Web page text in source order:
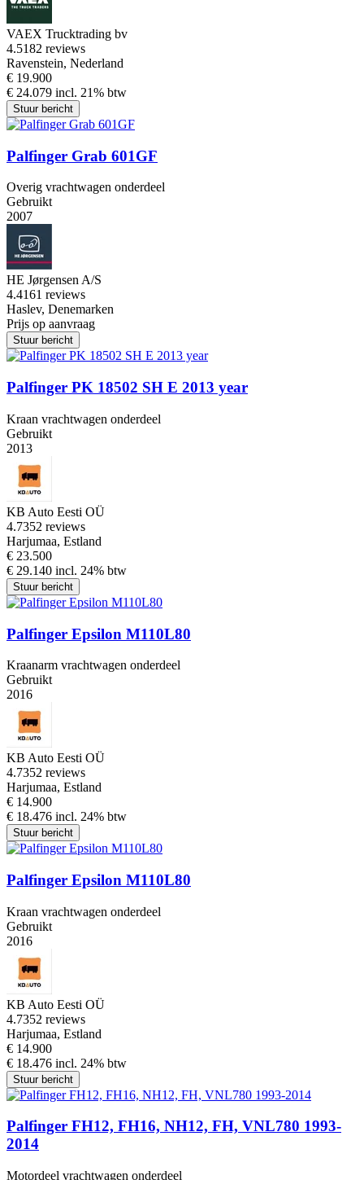
VAEX Trucktrading bv
4.5182 reviews
Ravenstein, Nederland
€ 19.900
€ 24.079 incl. 21% btw
Stuur bericht
Palfinger Grab 601GF
Overig vrachtwagen onderdeel
Gebruikt
2007
HE Jørgensen A/S
4.4161 reviews
Haslev, Denemarken
Prijs op aanvraag
Stuur bericht
Palfinger PK 18502 SH E 2013 year
Kraan vrachtwagen onderdeel
Gebruikt
2013
KB Auto Eesti OÜ
4.7352 reviews
Harjumaa, Estland
€ 23.500
€ 29.140 incl. 24% btw
Stuur bericht
Palfinger Epsilon M110L80
Kraanarm vrachtwagen onderdeel
Gebruikt
2016
KB Auto Eesti OÜ
4.7352 reviews
Harjumaa, Estland
€ 14.900
€ 18.476 incl. 24% btw
Stuur bericht
Palfinger Epsilon M110L80
Kraan vrachtwagen onderdeel
Gebruikt
2016
KB Auto Eesti OÜ
4.7352 reviews
Harjumaa, Estland
€ 14.900
€ 18.476 incl. 24% btw
Stuur bericht
Palfinger FH12, FH16, NH12, FH, VNL780 1993-
2014
Motordeel vrachtwagen onderdeel